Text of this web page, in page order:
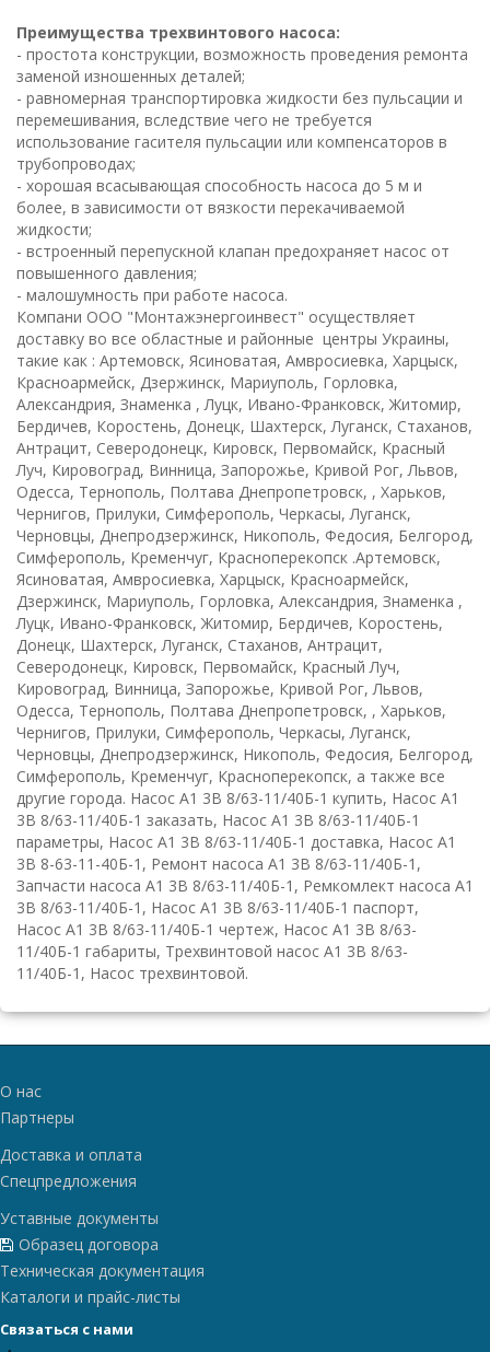
Преимущества трехвинтового насоса:
- простота конструкции, возможность проведения ремонта
заменой изношенных деталей;
- равномерная транспортировка жидкости без пульсации и
перемешивания, вследствие чего не требуется
использование гасителя пульсации или компенсаторов в
трубопроводах;
- хорошая всасывающая способность насоса до 5 м и
более, в зависимости от вязкости перекачиваемой
жидкости;
- встроенный перепускной клапан предохраняет насос от
повышенного давления;
- малошумность при работе насоса.
Компани ООО "Монтажэнергоинвест" осуществляет
доставку во все областные и районные центры Украины,
такие как : Артемовск, Ясиноватая, Амвросиевка, Харцыск,
Красноармейск, Дзержинск, Мариуполь, Горловка,
Александрия, Знаменка , Луцк, Ивано-Франковск, Житомир,
Бердичев, Коростень, Донецк, Шахтерск, Луганск, Стаханов,
Антрацит, Северодонецк, Кировск, Первомайск, Красный
Луч, Кировоград, Винница, Запорожье, Кривой Рог, Львов,
Одесса, Тернополь, Полтава Днепропетровск, , Харьков,
Чернигов, Прилуки, Симферополь, Черкасы, Луганск,
Черновцы, Днепродзержинск, Никополь, Федосия, Белгород,
Симферополь, Кременчуг, Красноперекопск .Артемовск,
Ясиноватая, Амвросиевка, Харцыск, Красноармейск,
Дзержинск, Мариуполь, Горловка, Александрия, Знаменка ,
Луцк, Ивано-Франковск, Житомир, Бердичев, Коростень,
Донецк, Шахтерск, Луганск, Стаханов, Антрацит,
Северодонецк, Кировск, Первомайск, Красный Луч,
Кировоград, Винница, Запорожье, Кривой Рог, Львов,
Одесса, Тернополь, Полтава Днепропетровск, , Харьков,
Чернигов, Прилуки, Симферополь, Черкасы, Луганск,
Черновцы, Днепродзержинск, Никополь, Федосия, Белгород,
Симферополь, Кременчуг, Красноперекопск, а также все
другие города. Насос А1 3В 8/63-11/40Б-1 купить, Насос А1
3В 8/63-11/40Б-1 заказать, Насос А1 3В 8/63-11/40Б-1
параметры, Насос А1 3В 8/63-11/40Б-1 доставка, Насос А1
3В 8-63-11-40Б-1, Ремонт насоса А1 3В 8/63-11/40Б-1,
Запчасти насоса А1 3В 8/63-11/40Б-1, Ремкомлект насоса А1
3В 8/63-11/40Б-1, Насос А1 3В 8/63-11/40Б-1 паспорт,
Насос А1 3В 8/63-11/40Б-1 чертеж, Насос А1 3В 8/63-
11/40Б-1 габариты, Трехвинтовой насос А1 3В 8/63-
11/40Б-1, Насос трехвинтовой.
О нас
Партнеры
Доставка и оплата
Спецпредложения
Уставные документы
Образец договора
Техническая документация
Каталоги и прайс-листы
Связаться с нами